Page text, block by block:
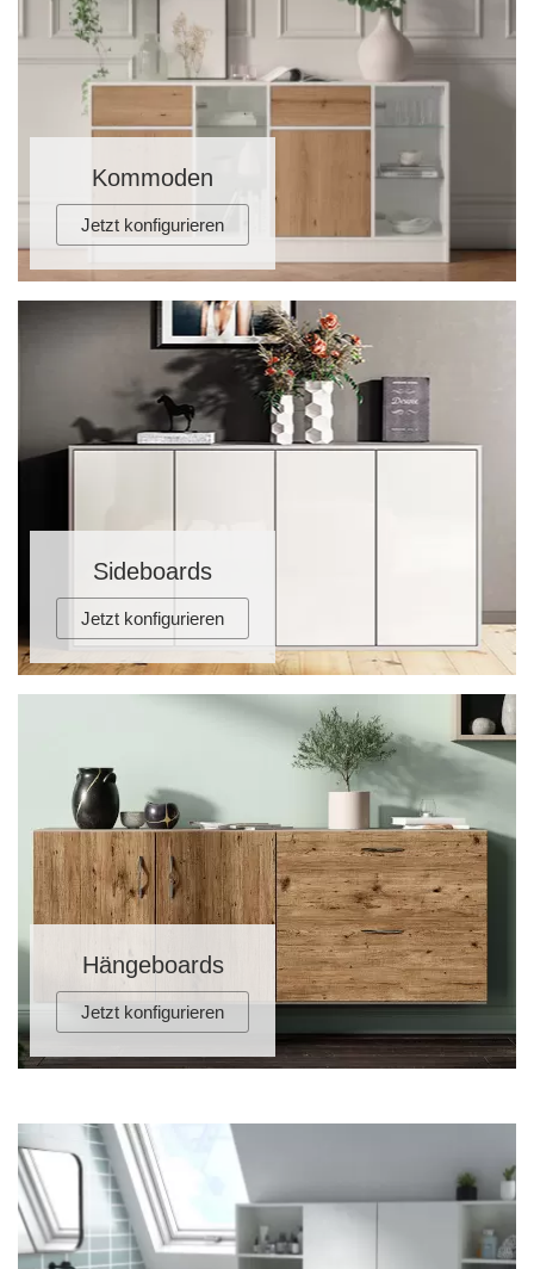
Kommoden
Jetzt konfigurieren
Sideboards
Jetzt konfigurieren
Hängeboards
Jetzt konfigurieren